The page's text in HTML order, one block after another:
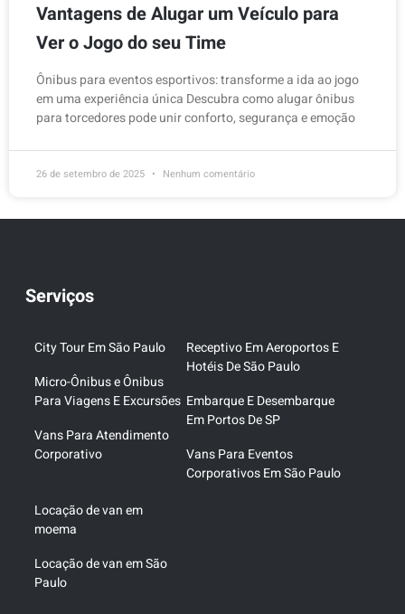
Vantagens de Alugar um Veículo para
Ver o Jogo do seu Time
Ônibus para eventos esportivos: transforme a ida ao jogo
em uma experiência única Descubra como alugar ônibus
para torcedores pode unir conforto, segurança e emoção
26 de setembro de 2025 Nenhum comentário
Serviços
City Tour Em São Paulo
Micro-Ônibus e Ônibus
Para Viagens E Excursões
Vans Para Atendimento
Corporativo
Receptivo Em Aeroportos E
Hotéis De São Paulo
Embarque E Desembarque
Em Portos De SP
Vans Para Eventos
Corporativos Em São Paulo
Locação de van em
moema
Locação de van em São
Paulo